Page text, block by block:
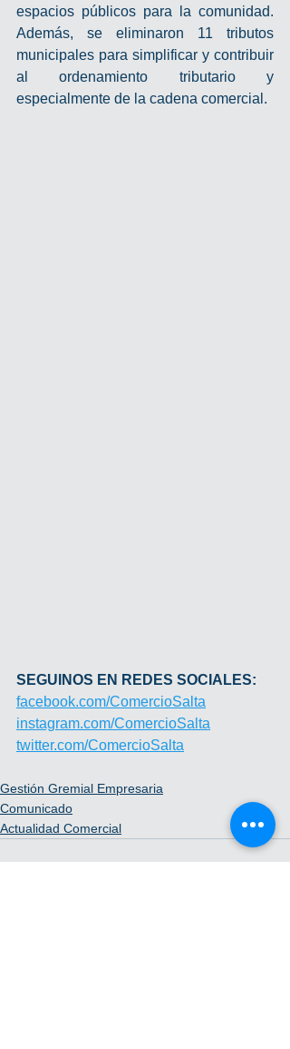
espacios públicos para la comunidad.
Además, se eliminaron 11 tributos
municipales para simplificar y contribuir
al ordenamiento tributario y
especialmente de la cadena comercial.
SEGUINOS EN REDES SOCIALES:
facebook.com/ComercioSalta
instagram.com/ComercioSalta
twitter.com/ComercioSalta
Gestión Gremial Empresaria
Comunicado
Actualidad Comercial